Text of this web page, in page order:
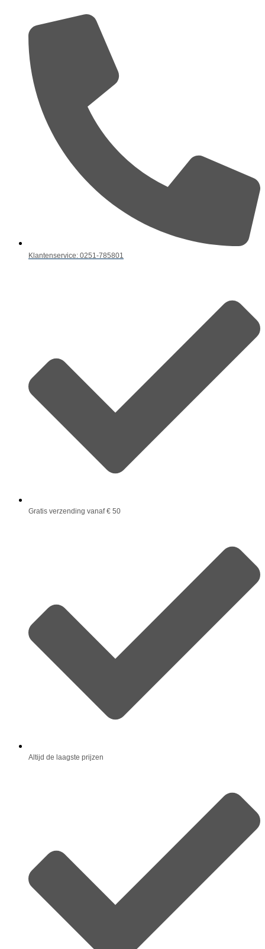
Klantenservice: 0251-785801
Gratis verzending vanaf € 50
Altijd de laagste prijzen